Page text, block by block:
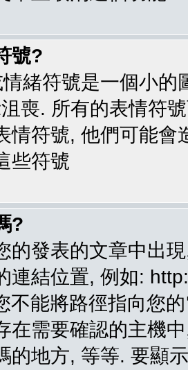
號?
緒符號是一個小
喪. 所有的表情符
情符號, 他們可能
些符號
?
的發表的文章中出
連結位置, 例如:
不能將路徑指向您
在需要確認的主機
的地方, 等等. 要顯